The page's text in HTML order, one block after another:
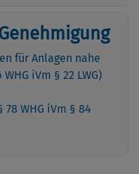
für Anlagen nahe
iVm § 22 LWG)
WHG iVm § 84